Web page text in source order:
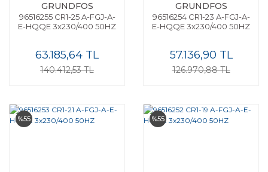
GRUNDFOS
96516255 CR1-25 A-FGJ-A-
E-HQQE 3x230/400 50HZ
63.185,64 TL
140.412,53 TL
GRUNDFOS
96516254 CR1-23 A-FGJ-A-
E-HQQE 3x230/400 50HZ
57.136,90 TL
126.970,88 TL
%55 %55